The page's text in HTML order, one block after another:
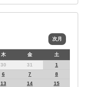
次月
木 金
土
30 31
1
6 7
8
13 14
15